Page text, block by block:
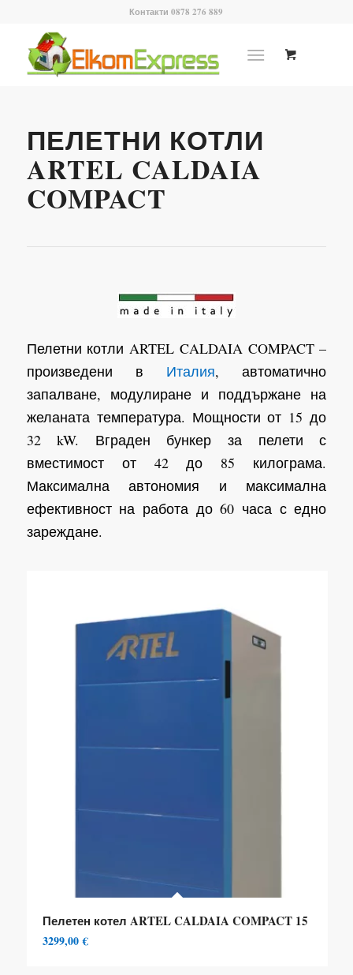
Контакти 0878 276 889
ПЕЛЕТНИ КОТЛИ
ARTEL CALDAIA
COMPACT
Пелетни котли ARTEL CALDAIA COMPACT –
произведени в Италия, автоматично
запалване, модулиране и поддържане на
желаната температура. Мощности от 15 до
32 kW. Вграден бункер за пелети с
вместимост от 42 до 85 килограма.
Максимална автономия и максимална
ефективност на работа до 60 часа с едно
зареждане.
Пелетен котел ARTEL CALDAIA COMPACT 15
3299,00€